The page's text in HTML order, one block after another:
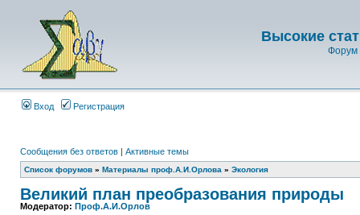
Высокие
Форум
Вход Регистрация
Сообщения без ответов | Активные темы
Список форумов » Материалы проф.А.И.Орлова » Экология
Великий план преобразования природы
Модератор: Проф.А.И.Орлов